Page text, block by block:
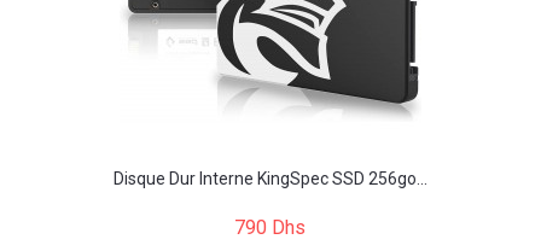
Disque Dur Interne KingSpec SSD 256go...
790 Dhs